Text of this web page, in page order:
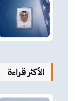
الأكثر قراءة